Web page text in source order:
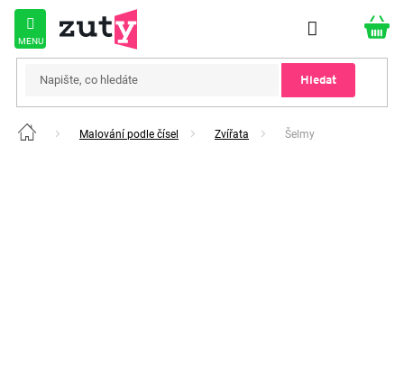
Přejít
obsah
Hledat
Domů Malování podle čísel Zvířata Šelmy